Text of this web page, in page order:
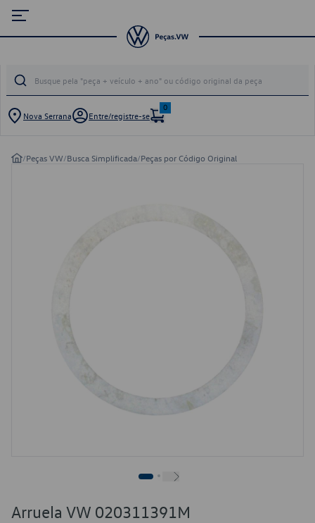
Nova Serrana Entre/registre-se
0
/Peças VW/Busca Simplificada/Peças por Código Original
Arruela VW 020311391M